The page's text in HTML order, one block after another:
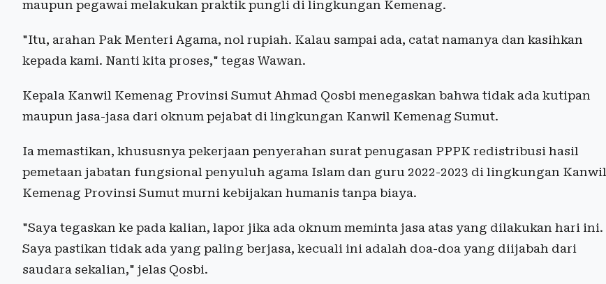
maupun pegawai melakukan praktik pungli di lingkungan Kemenag.
"Itu, arahan Pak Menteri Agama, nol rupiah. Kalau sampai ada, catat namanya dan kasihkan
kepada kami. Nanti kita proses," tegas Wawan.
Kepala Kanwil Kemenag Provinsi Sumut Ahmad Qosbi menegaskan bahwa tidak ada kutipan
maupun jasa-jasa dari oknum pejabat di lingkungan Kanwil Kemenag Sumut.
Ia memastikan, khususnya pekerjaan penyerahan surat penugasan PPPK redistribusi hasil
pemetaan jabatan fungsional penyuluh agama Islam dan guru 2022-2023 di lingkungan Kanwil
Kemenag Provinsi Sumut murni kebijakan humanis tanpa biaya.
"Saya tegaskan ke pada kalian, lapor jika ada oknum meminta jasa atas yang dilakukan hari ini.
Saya pastikan tidak ada yang paling berjasa, kecuali ini adalah doa-doa yang diijabah dari
saudara sekalian," jelas Qosbi.